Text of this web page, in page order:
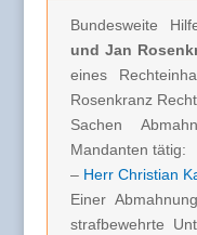
Bundesweite
und Jan
eines
Rosenkranz
Sachen
Mandanten tätig:
– Herr Christian
Einer
strafbewehrte